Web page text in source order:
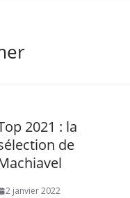
2021 : la
de
2 janvier 2022